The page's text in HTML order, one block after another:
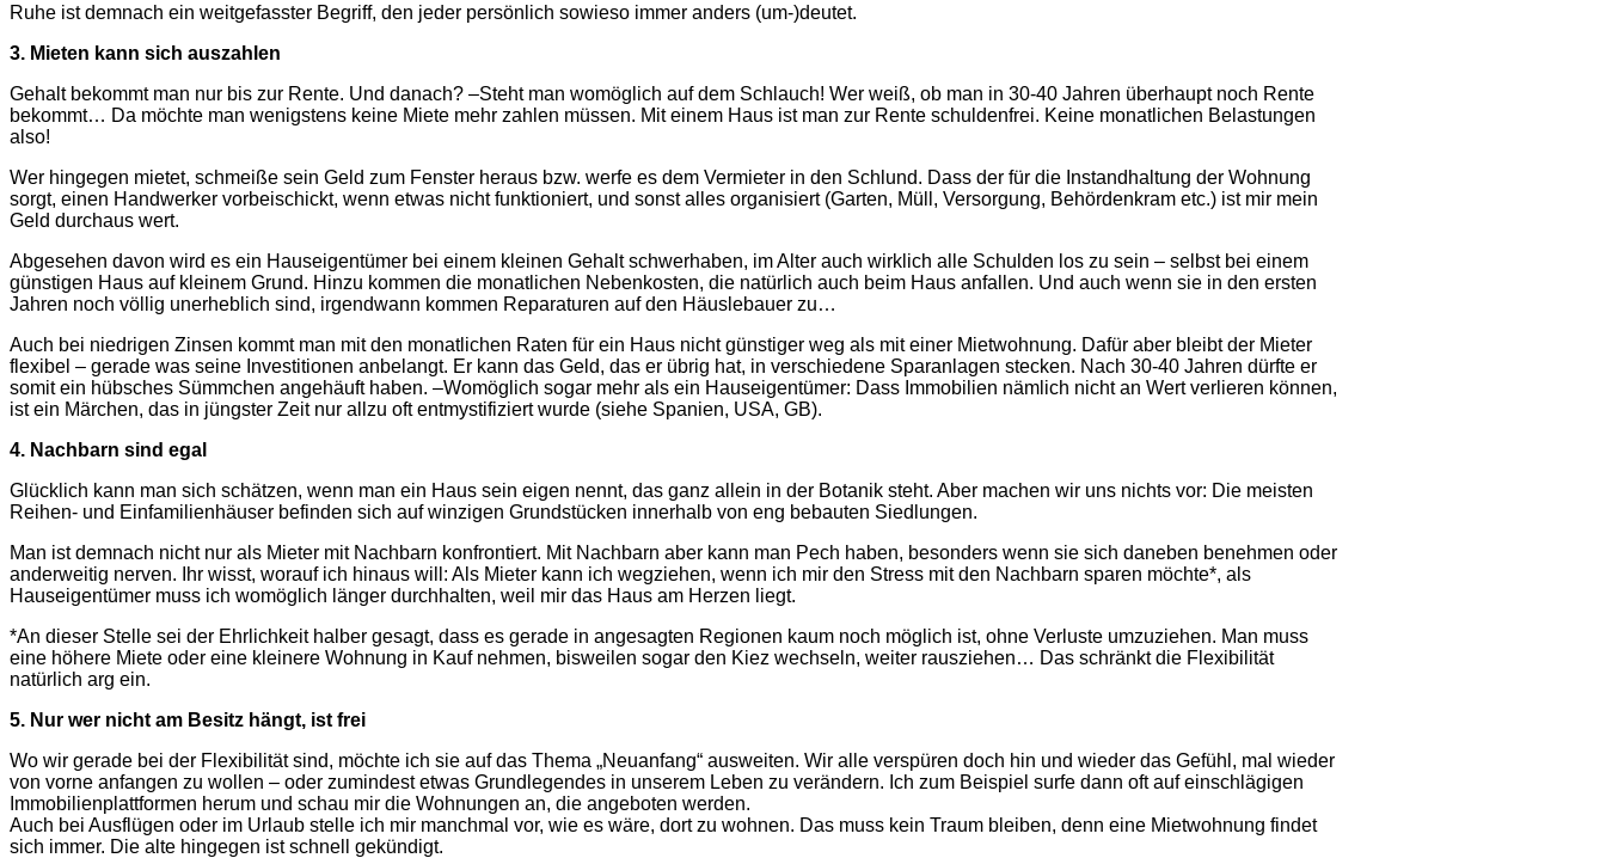
Ruhe ist demnach ein weitgefasster Begriff, den jeder persönlich sowieso immer anders (um-)deutet.
3. Mieten kann sich auszahlen
Gehalt bekommt man nur bis zur Rente. Und danach? –Steht man womöglich auf dem Schlauch! Wer weiß, ob man in 30-40 Jahren überhaupt noch Rente
bekommt… Da möchte man wenigstens keine Miete mehr zahlen müssen. Mit einem Haus ist man zur Rente schuldenfrei. Keine monatlichen Belastungen
also!
Wer hingegen mietet, schmeiße sein Geld zum Fenster heraus bzw. werfe es dem Vermieter in den Schlund. Dass der für die Instandhaltung der Wohnung
sorgt, einen Handwerker vorbeischickt, wenn etwas nicht funktioniert, und sonst alles organisiert (Garten, Müll, Versorgung, Behördenkram etc.) ist mir mein
Geld durchaus wert.
Abgesehen davon wird es ein Hauseigentümer bei einem kleinen Gehalt schwerhaben, im Alter auch wirklich alle Schulden los zu sein – selbst bei einem
günstigen Haus auf kleinem Grund. Hinzu kommen die monatlichen Nebenkosten, die natürlich auch beim Haus anfallen. Und auch wenn sie in den ersten
Jahren noch völlig unerheblich sind, irgendwann kommen Reparaturen auf den Häuslebauer zu…
Auch bei niedrigen Zinsen kommt man mit den monatlichen Raten für ein Haus nicht günstiger weg als mit einer Mietwohnung. Dafür aber bleibt der Mieter
flexibel – gerade was seine Investitionen anbelangt. Er kann das Geld, das er übrig hat, in verschiedene Sparanlagen stecken. Nach 30-40 Jahren dürfte er
somit ein hübsches Sümmchen angehäuft haben. –Womöglich sogar mehr als ein Hauseigentümer: Dass Immobilien nämlich nicht an Wert verlieren können,
ist ein Märchen, das in jüngster Zeit nur allzu oft entmystifiziert wurde (siehe Spanien, USA, GB).
4. Nachbarn sind egal
Glücklich kann man sich schätzen, wenn man ein Haus sein eigen nennt, das ganz allein in der Botanik steht. Aber machen wir uns nichts vor: Die meisten
Reihen- und Einfamilienhäuser befinden sich auf winzigen Grundstücken innerhalb von eng bebauten Siedlungen.
Man ist demnach nicht nur als Mieter mit Nachbarn konfrontiert. Mit Nachbarn aber kann man Pech haben, besonders wenn sie sich daneben benehmen oder
anderweitig nerven. Ihr wisst, worauf ich hinaus will: Als Mieter kann ich wegziehen, wenn ich mir den Stress mit den Nachbarn sparen möchte*, als
Hauseigentümer muss ich womöglich länger durchhalten, weil mir das Haus am Herzen liegt.
*An dieser Stelle sei der Ehrlichkeit halber gesagt, dass es gerade in angesagten Regionen kaum noch möglich ist, ohne Verluste umzuziehen. Man muss
eine höhere Miete oder eine kleinere Wohnung in Kauf nehmen, bisweilen sogar den Kiez wechseln, weiter rausziehen… Das schränkt die Flexibilität
natürlich arg ein.
5. Nur wer nicht am Besitz hängt, ist frei
Wo wir gerade bei der Flexibilität sind, möchte ich sie auf das Thema „Neuanfang“ ausweiten. Wir alle verspüren doch hin und wieder das Gefühl, mal wieder
von vorne anfangen zu wollen – oder zumindest etwas Grundlegendes in unserem Leben zu verändern. Ich zum Beispiel surfe dann oft auf einschlägigen
Immobilienplattformen herum und schau mir die Wohnungen an, die angeboten werden.
Auch bei Ausflügen oder im Urlaub stelle ich mir manchmal vor, wie es wäre, dort zu wohnen. Das muss kein Traum bleiben, denn eine Mietwohnung findet
sich immer. Die alte hingegen ist schnell gekündigt.